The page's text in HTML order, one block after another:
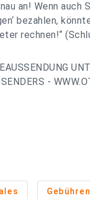
an! Wenn auch
bezahlen,
rechnen!“
-
Gebühren